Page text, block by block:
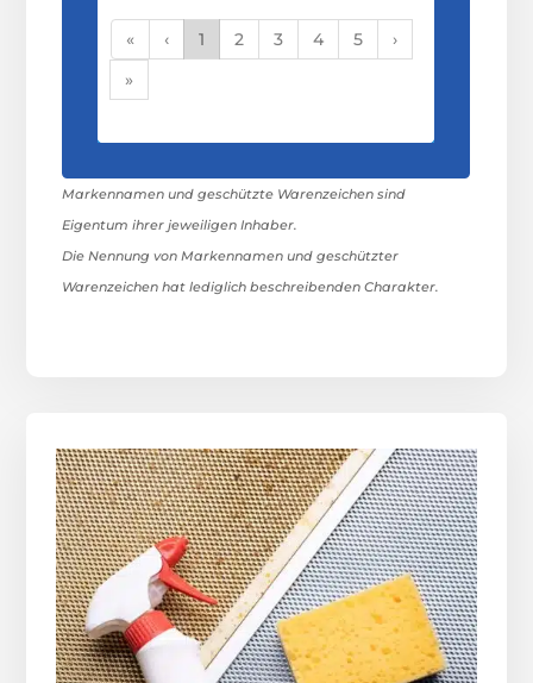
« ‹ 1 2 3 4 5
›
»
Markennamen und geschützte Warenzeichen sind
Eigentum ihrer jeweiligen Inhaber.
Die Nennung von Markennamen und geschützter
Warenzeichen hat lediglich beschreibenden Charakter.